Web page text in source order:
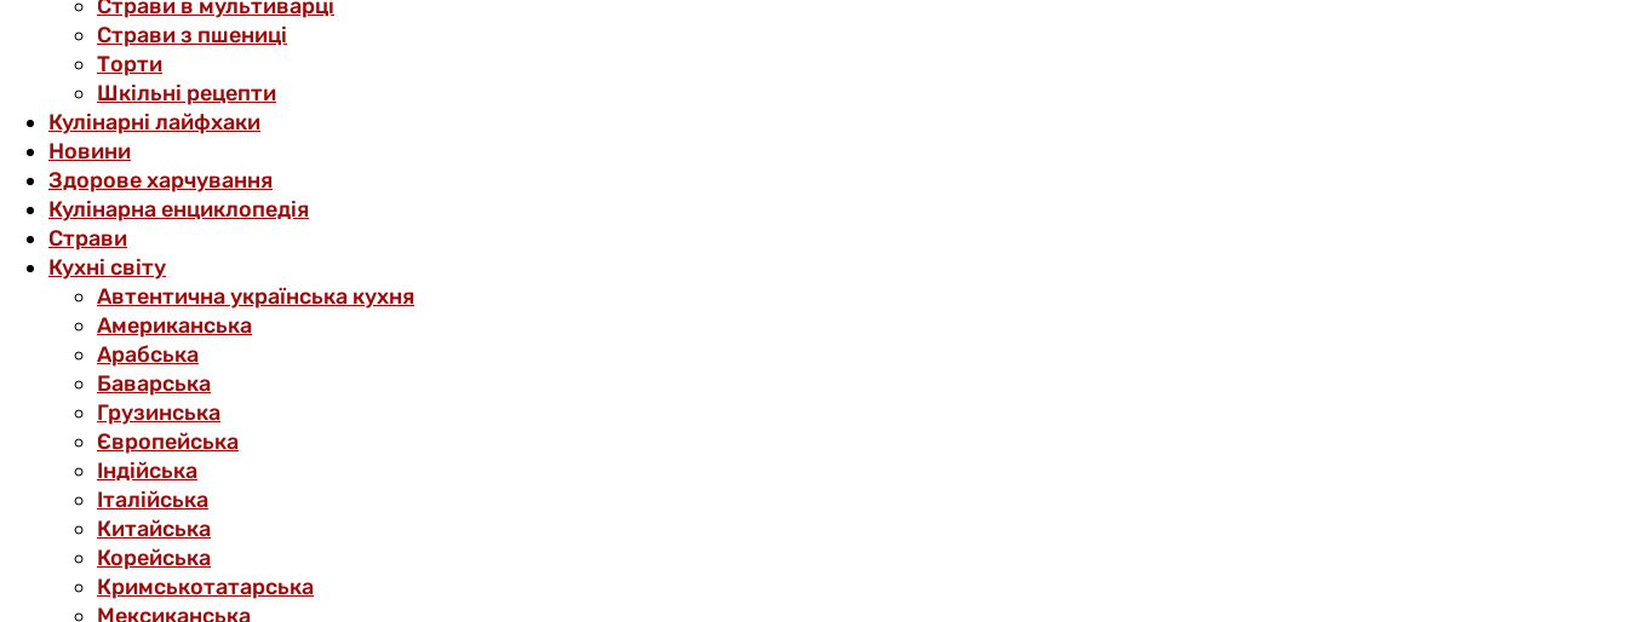
Страви в мультиварці
Страви з пшениці
Торти
Шкільні рецепти
Кулінарні лайфхаки
Новини
Здорове харчування
Кулінарна енциклопедія
Страви
Кухні світу
Автентична українська кухня
Американська
Арабська
Баварська
Грузинська
Європейська
Індійська
Італійська
Китайська
Корейська
Кримськотатарська
Мексиканська